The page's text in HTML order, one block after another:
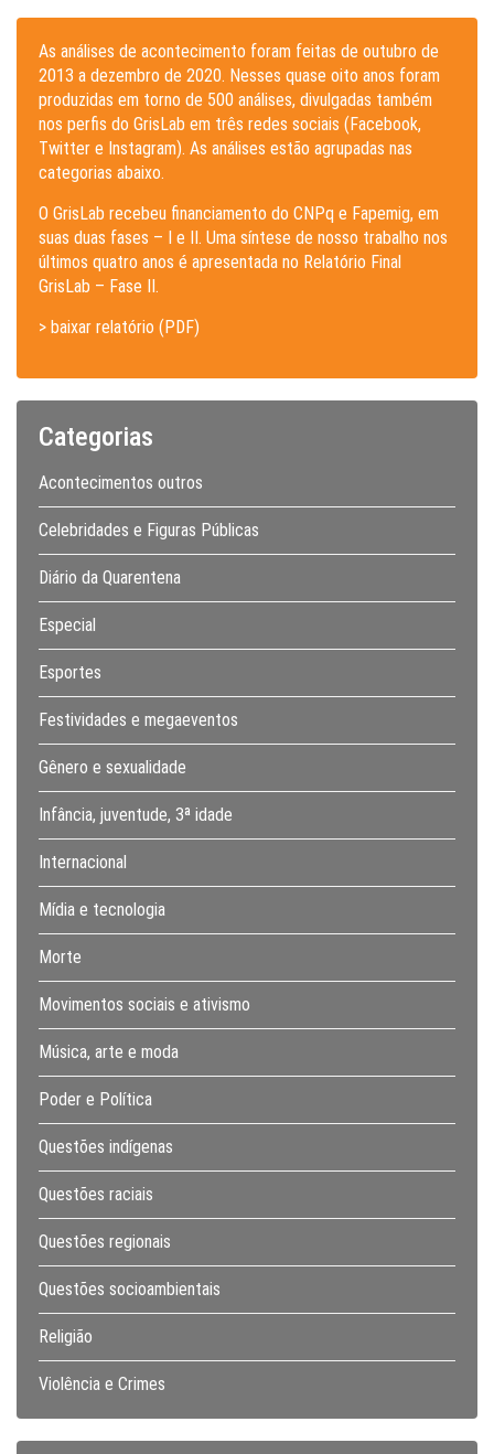
As análises de acontecimento foram feitas de outubro de
2013 a dezembro de 2020. Nesses quase oito anos foram
produzidas em torno de 500 análises, divulgadas também
nos perfis do GrisLab em três redes sociais (Facebook,
Twitter e Instagram). As análises estão agrupadas nas
categorias abaixo.
O GrisLab recebeu financiamento do CNPq e Fapemig, em
suas duas fases – I e II. Uma síntese de nosso trabalho nos
últimos quatro anos é apresentada no Relatório Final
GrisLab – Fase II.
> baixar relatório (PDF)
Categorias
Acontecimentos outros
Celebridades e Figuras Públicas
Diário da Quarentena
Especial
Esportes
Festividades e megaeventos
Gênero e sexualidade
Infância, juventude, 3ª idade
Internacional
Mídia e tecnologia
Morte
Movimentos sociais e ativismo
Música, arte e moda
Poder e Política
Questões indígenas
Questões raciais
Questões regionais
Questões socioambientais
Religião
Violência e Crimes